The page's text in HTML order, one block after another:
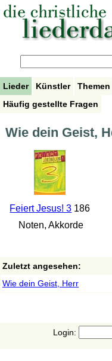
Lieder Künstler Themen
Häufig gestellte Fragen
Wie dein Geist,
Feiert Jesus! 3 186
Noten, Akkorde
Zuletzt angesehen:
Wie dein Geist, Herr
Login: